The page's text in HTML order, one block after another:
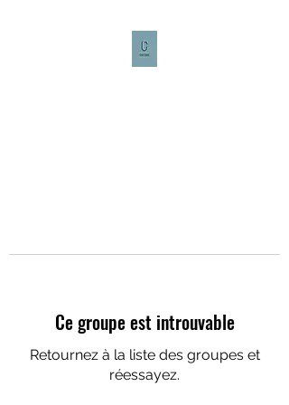
Ce groupe est introuvable
Retournez à la liste des groupes et
réessayez.